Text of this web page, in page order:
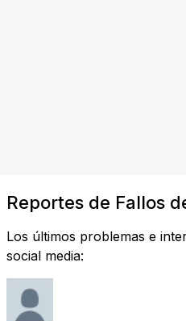
Reportes de Fallos
Los últimos problemas e
social media: